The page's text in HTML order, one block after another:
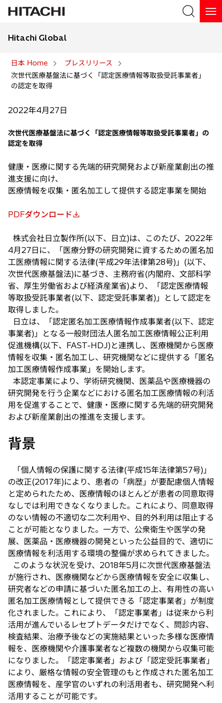
検索
Hitachi Global
日本 Home
プレスリリース
次世代医療基盤法に基づく「認定医療情報等取扱受託事業者」
の認定を取得
2022年4月27日
次世代医療基盤法に基づく「認定医療情報等取扱受託事業者」の
認定を取得
健康・医療に関する先端的研究開発および新産業創出の推
進支援に向け、
医療情報を収集・匿名加工して提供する認定事業を開始
PDFダウンロード
新
い
タ
ブ
で
開
く
株式会社日立製作所(以下、日立)は、このたび、2022年
4月27日に、「医療分野の研究開発に資するための匿名加
工医療情報に関する法律(平成29年法律第28号)」(以下、
次世代医療基盤法)に基づき、主務府省(内閣府、文部科学
省、厚生労働省および経済産業省)より、「認定医療情報
等取扱受託事業者(以下、認定受託事業者)」として認定を
取得しました。
日立は、「認定匿名加工医療情報作成事業者(以下、認定
事業者)」となる一般財団法人匿名加工医療情報公正利用
促進機構(以下、FAST-HDJ)と連携し、医療機関から医療
情報を収集・匿名加工し、研究機関などに提供する「匿名
加工医療情報作成事業」を開始します。
本認定事業により、学術研究機関、医薬品や医療機器の
研究開発を行う企業などにおける匿名加工医療情報の利活
用を促進することで、健康・医療に関する先端的研究開発
および新産業創出の推進を支援します。
背景
「個人情報の保護に関する法律(平成15年法律第57号)」
の改正(2017年)により、患者の「病歴」が要配慮個人情報
と定められたため、医療情報のほとんどが患者の同意取得
なしでは利用できなくなりました。これにより、同意取得
のない情報の不適切な二次利用や、目的外利用は阻止する
ことが可能となりました。一方で、公衆衛生や医学の発
展、医薬品・医療機器の開発といった公益目的で、適切に
医療情報を利活用する環境の整備が求められてきました。
このような状況を受け、2018年5月に次世代医療基盤法
が施行され、医療機関などから医療情報を安全に収集し、
研究者などの申請に基づいた匿名加工の上、有用性の高い
匿名加工医療情報として提供できる「認定事業者」が制度
化されました。これにより、「認定事業者」は従来から利
活用が進んでいるレセプトデータだけでなく、問診内容、
検査結果、治療予後などの実施結果といった多様な医療情
報を、医療機関や介護事業者など複数の機関から収集可能
になりました。「認定事業者」および「認定受託事業者」
により、厳格な情報の安全管理のもと作成された匿名加工
医療情報を、産学官のいずれの利活用者も、研究開発へ利
活用することが可能です。